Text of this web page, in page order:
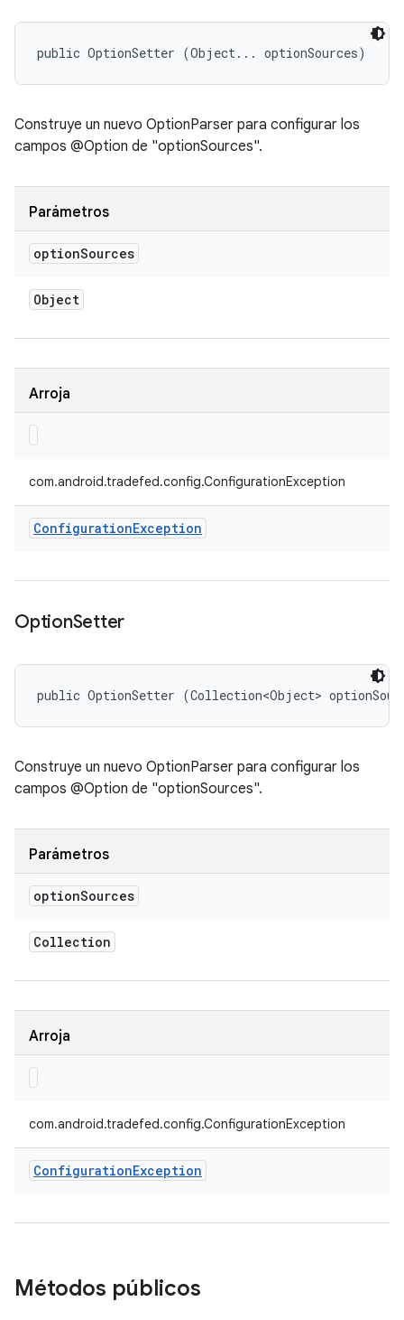
public OptionSetter (Object... optionSources)
Construye un nuevo OptionParser para configurar los
campos @Option de "optionSources".
Parámetros
optionSources
Object
Arroja
com.android.tradefed.config.ConfigurationException
ConfigurationException
OptionSetter
public OptionSetter (Collection<Object>
Construye un nuevo OptionParser para configurar los
campos @Option de "optionSources".
Parámetros
optionSources
Collection
Arroja
com.android.tradefed.config.ConfigurationException
ConfigurationException
Métodos públicos